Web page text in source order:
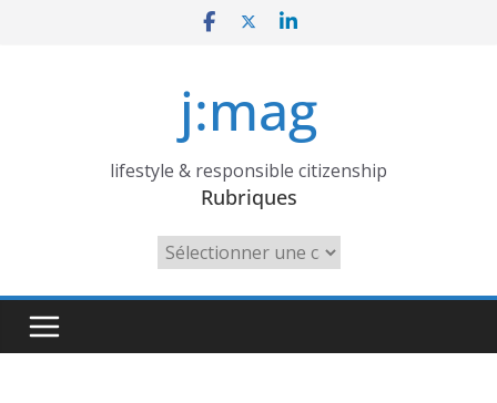
j:mag
lifestyle & responsible citizenship
Rubriques
Rubriques